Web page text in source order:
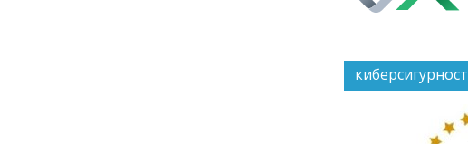
киберсигурност